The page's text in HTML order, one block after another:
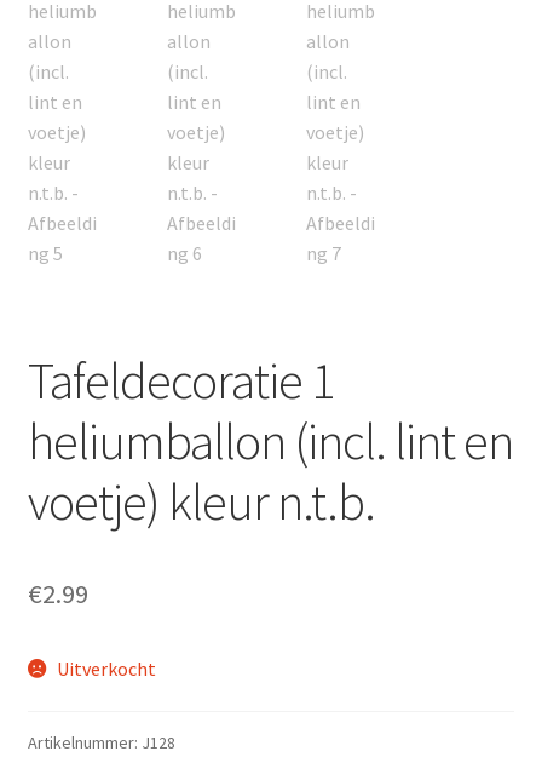
Tafeldecoratie 1
heliumballon (incl. lint en
voetje) kleur n.t.b.
€2.99
Uitverkocht
Artikelnummer: J128